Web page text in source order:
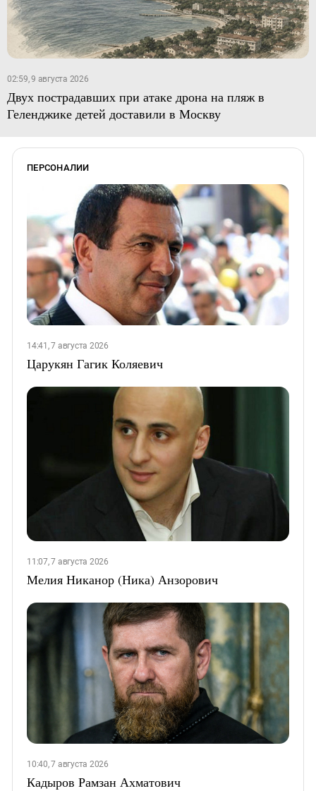
02:59, 9 августа 2026
Двух пострадавших при атаке дрона на пляж в
Геленджике детей доставили в Москву
ПЕРСОНАЛИИ
14:41, 7 августа 2026
Царукян Гагик Коляевич
11:07, 7 августа 2026
Мелия Никанор (Ника) Анзорович
10:40, 7 августа 2026
Кадыров Рамзан Ахматович